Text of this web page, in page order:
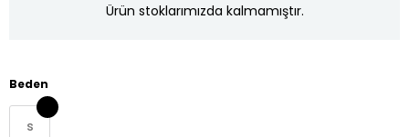
Ürün stoklarımızda kalmamıştır.
Beden
s